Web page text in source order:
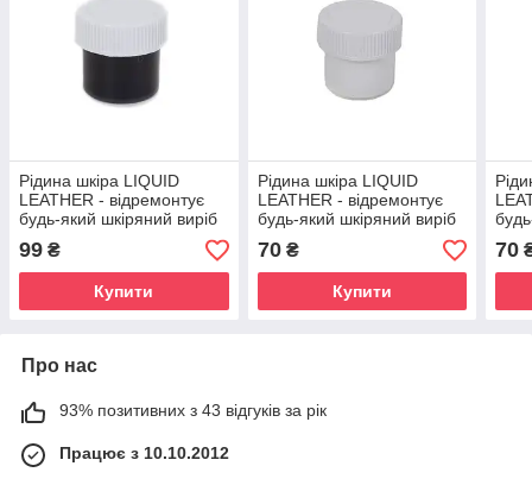
Рідина шкіра LIQUID
LEATHER - відремонтує
будь-який шкіряний виріб
99 ₴
Купити
Рідина шкіра LIQUID
LEATHER - відремонтує
будь-який шкіряний виріб
70₴
Купити
70
Про нас
93% позитивних з 43 відгуків за рік
Працює з 10.10.2012